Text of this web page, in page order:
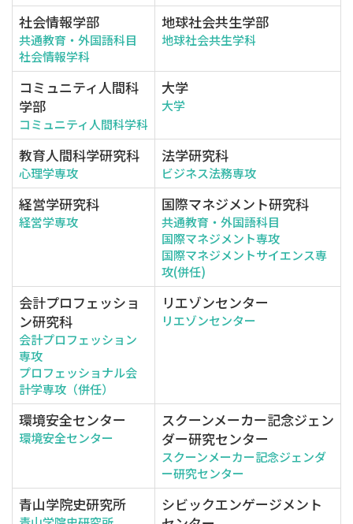
社会情報学部
共通教育・外国語科目
社会情報学科
地球社会共生学部
地球社会共生学科
コミュニティ人間科
学部
コミュニティ人間科学科
大学
大学
教育人間科学研究科
心理学専攻
法学研究科
ビジネス法務専攻
経営学研究科
経営学専攻
国際マネジメント研究科
共通教育・外国語科目
国際マネジメント専攻
国際マネジメントサイエンス専
攻(併任)
会計プロフェッショ
ン研究科
会計プロフェッション
専攻
プロフェッショナル会
計学専攻（併任）
リエゾンセンター
リエゾンセンター
環境安全センター
環境安全センター
スクーンメーカー記念ジェン
ダー研究センター
スクーンメーカー記念ジェンダ
ー研究センター
青山学院史研究所
シビックエンゲージメント